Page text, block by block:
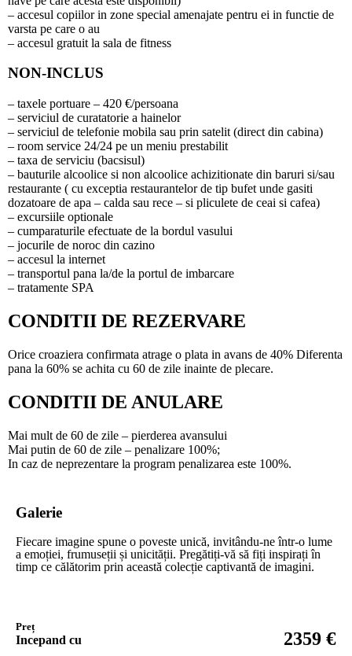
– accesul copiilor in zone special amenajate pentru ei in functie de
varsta pe care o au
– accesul gratuit la sala de fitness
NON-INCLUS
– taxele portuare – 420 €/persoana
– serviciul de curatatorie a hainelor
– serviciul de telefonie mobila sau prin satelit (direct din cabina)
– room service 24/24 pe un meniu prestabilit
– taxa de serviciu (bacsisul)
– bauturile alcoolice si non alcoolice achizitionate din baruri si/sau
restaurante ( cu exceptia restaurantelor de tip bufet unde gasiti
dozatoare de apa – calda sau rece – si pliculete de ceai si cafea)
– excursiile optionale
– cumparaturile efectuate de la bordul vasului
– jocurile de noroc din cazino
– accesul la internet
– transportul pana la/de la portul de imbarcare
– tratamente SPA
CONDITII DE REZERVARE
Orice croaziera confirmata atrage o plata in avans de 40% Diferenta
pana la 60% se achita cu 60 de zile inainte de plecare.
CONDITII DE ANULARE
Mai mult de 60 de zile – pierderea avansului
Mai putin de 60 de zile – penalizare 100%;
In caz de neprezentare la program penalizarea este 100%.
Galerie
Fiecare imagine spune o poveste unică, invitându-ne într-o lume
a emoției, frumuseții și unicității. Pregătiți-vă să fiți inspirați în
timp ce călătorim prin această colecție captivantă de imagini.
Preț
Incepand cu 2359 €